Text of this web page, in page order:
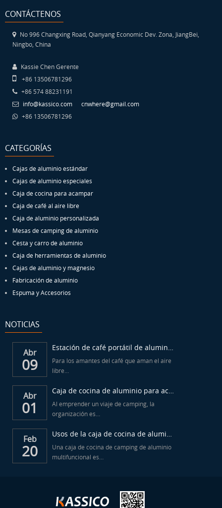
CONTÁCTENOS
No 996 Changxing Road, Qianyang Economic Dev. Zona, JiangBei,
Ningbo, China
Kassie Chen Gerente
+86 13506781296
+86 574 88231191
info@kassico.com
cnwhere@gmail.com
+86 13506781296
CATEGORÍAS
Cajas de aluminio estándar
Cajas de aluminio especiales
Caja de cocina para acampar
Caja de café al aire libre
Caja de aluminio personalizada
Mesas de camping de aluminio
Cesta y carro de aluminio
Caja de herramientas de aluminio
Cajas de aluminio y magnesio
Fabricación de aluminio
Espuma y Accesorios
NOTICIAS
Abr
09
Estación de café portátil de aluminio para acampar
Para los amantes del café que aman el aire
libre…
Abr
01
Caja de cocina de aluminio para acampar al aire libre...
Al emprender un viaje de camping, la
organización es…
Feb
20
Usos de la caja de cocina de aluminio para camping...
Una caja de cocina de camping de aluminio
multifuncional es…